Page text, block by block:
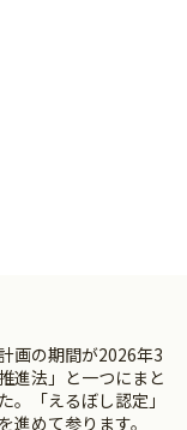
画の期間が2026年3
進法」と一つにまと
「えるぼし認定」
進めて参ります。